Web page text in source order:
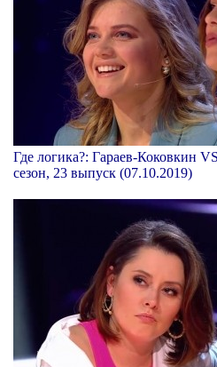
Где логика?: Гараев-Коковкин
сезон, 23 выпуск (07.10.2019)